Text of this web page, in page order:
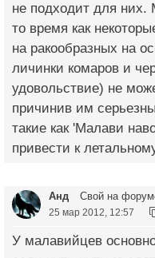
не подходит для них.
то время как
на ракообразных на
личинки комаров и
удовольствие) не
причинив им
такие как 'Малави
привести к
Анд Свой на
25 мар 2012, 12:57
У малавийцев